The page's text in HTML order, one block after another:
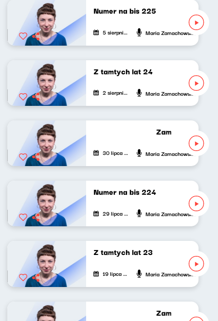
Numer na bis 225
5 sierpnia 2026 Maria Zamachowska
Z tamtych lat 24
2 sierpnia 2026 Maria Zamachowska
Zamach na
30 lipca 2026 Maria Zamachowska
Numer na bis 224
29 lipca 2026 Maria Zamachowska
Z tamtych lat 23
19 lipca 2026 Maria Zamachowska
Zamach na